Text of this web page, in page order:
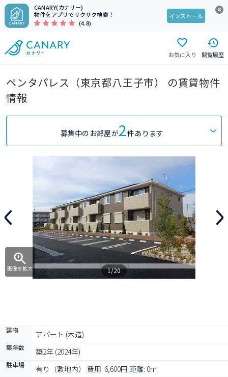
CANARY(カナリー)
物件をアプリでサクサク検索！
(4.8)
インストール
お気に入り 閲覧履歴
ペンタパレス（東京都八王子市） の賃貸物件
情報
募集中のお部屋が2件あります
画像を拡大 1/20
建物 アパート (木造)
築年数 築2年 (2024年)
駐車場 有り（敷地内） 費用: 6,600円 距離: 0m